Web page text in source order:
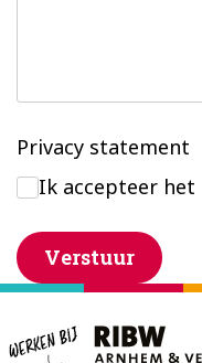
Privacy statement
Ik accepteer het
Verstuur